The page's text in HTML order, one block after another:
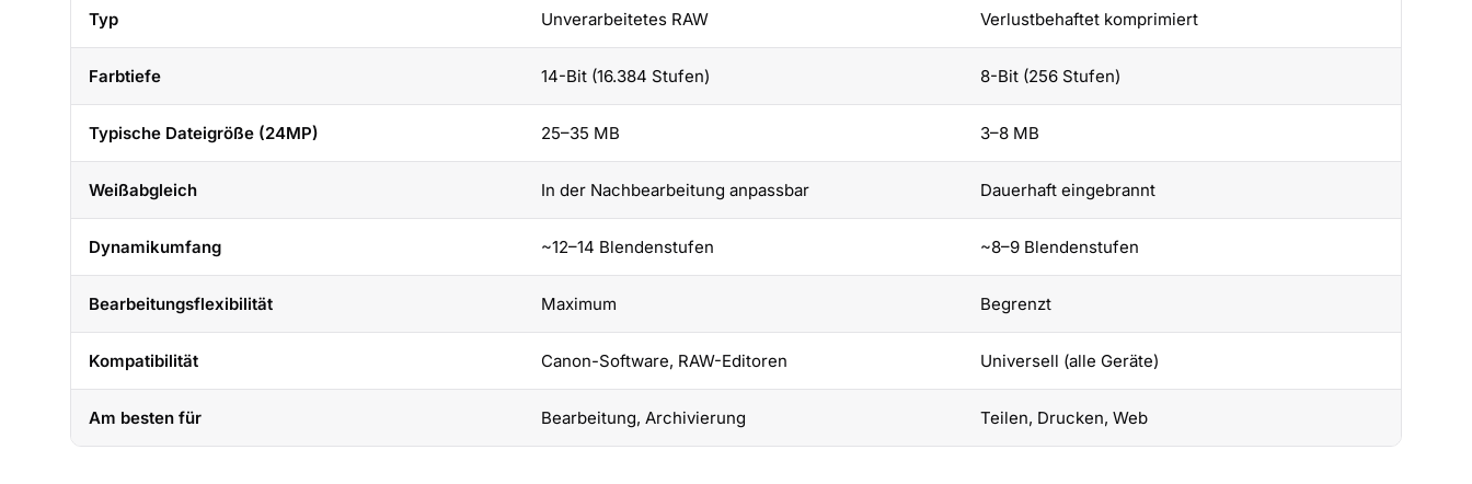
Typ Unverarbeitetes RAW Verlustbehaftet komprimiert
Farbtiefe 14-Bit (16.384 Stufen) 8-Bit (256 Stufen)
Typische Dateigröße (24MP) 25–35 MB 3–8 MB
Weißabgleich In der Nachbearbeitung anpassbar Dauerhaft eingebrannt
Dynamikumfang ~12–14 Blendenstufen ~8–9 Blendenstufen
Bearbeitungsflexibilität Maximum Begrenzt
Kompatibilität Canon-Software, RAW-Editoren Universell (alle Geräte)
Am besten für Bearbeitung, Archivierung Teilen, Drucken, Web